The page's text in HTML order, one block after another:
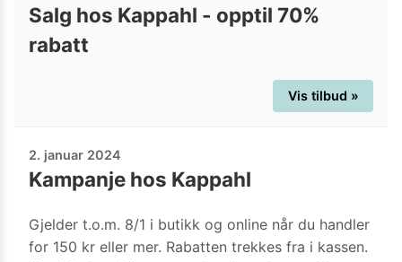
Salg hos Kappahl - opptil 70%
rabatt
Vis tilbud »
2. januar 2024
Kampanje hos Kappahl
Gjelder t.o.m. 8/1 i butikk og online når du handler
for 150 kr eller mer. Rabatten trekkes fra i kassen.